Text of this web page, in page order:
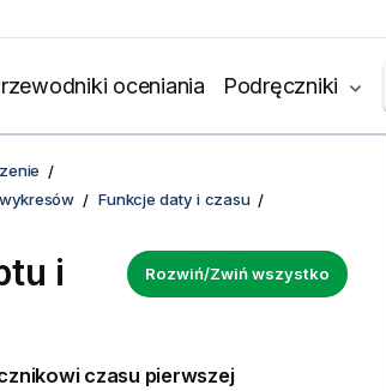
oceniania Podręczniki
Funkcje daty i czasu
Rozwiń/Zwiń wszystko
i
czasu pierwszej